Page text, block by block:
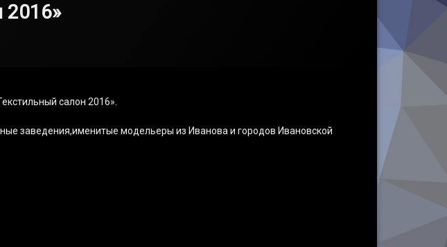
2016»
салон 2016».
заведения,именитые модельеры из Иванова и городов Ивановской